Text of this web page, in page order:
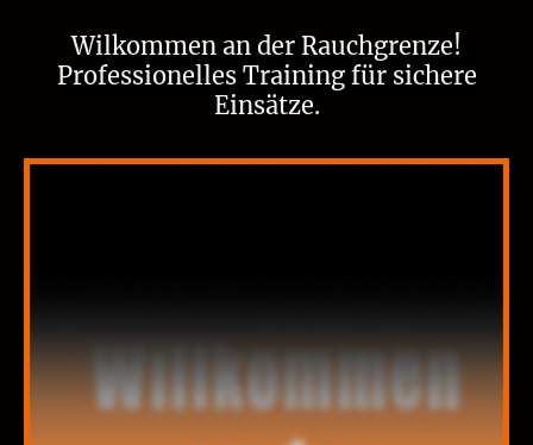
Wilkommen an der Rauchgrenze!
Professionelles Training für sichere
Einsätze.